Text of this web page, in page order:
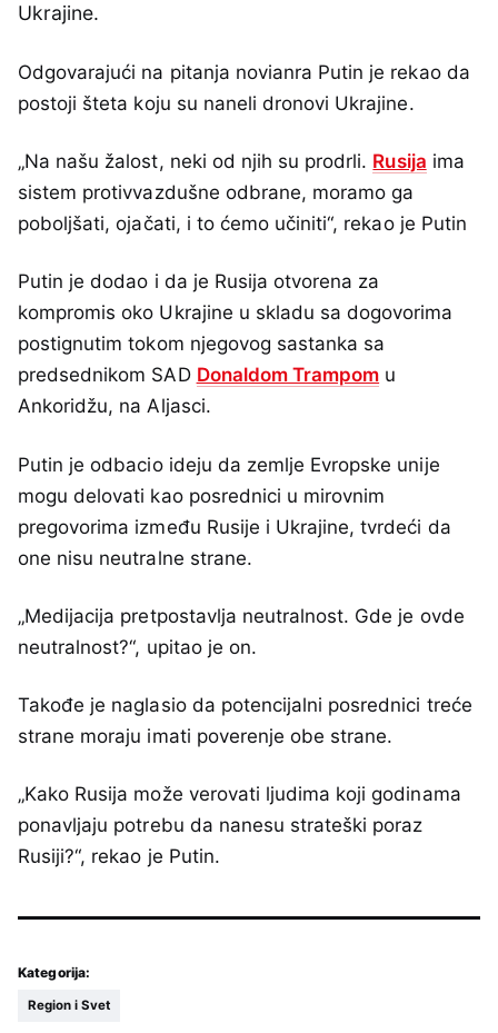
Ukrajine.
Odgovarajući na pitanja novianra Putin je rekao da
postoji šteta koju su naneli dronovi Ukrajine.
„Na našu žalost, neki od njih su prodrli. Rusija ima
sistem protivvazdušne odbrane, moramo ga
poboljšati, ojačati, i to ćemo učiniti“, rekao je Putin
Putin je dodao i da je Rusija otvorena za
kompromis oko Ukrajine u skladu sa dogovorima
postignutim tokom njegovog sastanka sa
predsednikom SAD Donaldom Trampom u
Ankoridžu, na Aljasci.
Putin je odbacio ideju da zemlje Evropske unije
mogu delovati kao posrednici u mirovnim
pregovorima između Rusije i Ukrajine, tvrdeći da
one nisu neutralne strane.
„Medijacija pretpostavlja neutralnost. Gde je ovde
neutralnost?“, upitao je on.
Takođe je naglasio da potencijalni posrednici treće
strane moraju imati poverenje obe strane.
„Kako Rusija može verovati ljudima koji godinama
ponavljaju potrebu da nanesu strateški poraz
Rusiji?“, rekao je Putin.
Kategorija:
Region i Svet